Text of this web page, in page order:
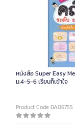
หนังสือ Super Easy
ม.4-5-6 เรียนก็เข้าใจ
Product Code DA06755